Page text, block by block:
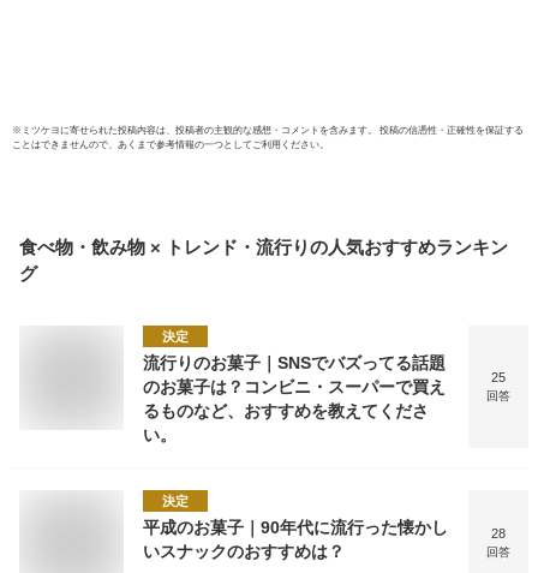
※ ミツケヨに寄せられた投稿内容は、投稿者の主観的な感想・コメントを含みます。 投稿の信憑性・正確性を保証する
ことはできませんので、あくまで参考情報の一つとしてご利用ください。
食べ物・飲み物 × トレンド・流行りの人気おすすめランキン
グ
決定
流行りのお菓子｜SNSでバズってる話題
のお菓子は？コンビニ・スーパーで買え
るものなど、おすすめを教えてくださ
い。
25
回答
決定
平成のお菓子｜90年代に流行った懐かし
いスナックのおすすめは？
28
回答